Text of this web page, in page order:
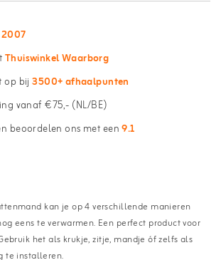
2007
Thuiswinkel Waarborg
op bij3500+ afhaalpunten
vanaf €75,- (NL/BE)
beoordelen ons met een9.1
kan je op 4 verschillende manieren
eens te verwarmen. Een perfect product voor
het als krukje, zitje, mandje óf zelfs als
te installeren.